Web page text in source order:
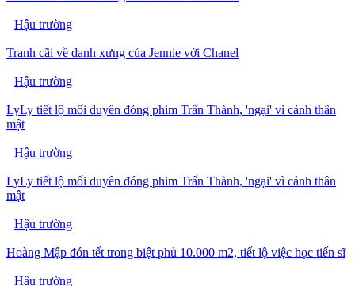
Hậu trường
Tranh cãi về danh xưng của Jennie với Chanel
Hậu trường
LyLy tiết lộ mối duyên đóng phim Trấn Thành, 'ngại' vì cảnh thân
mật
Hậu trường
LyLy tiết lộ mối duyên đóng phim Trấn Thành, 'ngại' vì cảnh thân
mật
Hậu trường
Hoàng Mập đón tết trong biệt phủ 10.000 m2, tiết lộ việc học tiến sĩ
Hậu trường